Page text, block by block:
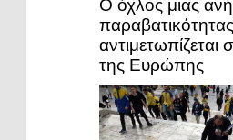
Ο όχλος μιας
αντιμετωπίζεται
της Ευρώπης